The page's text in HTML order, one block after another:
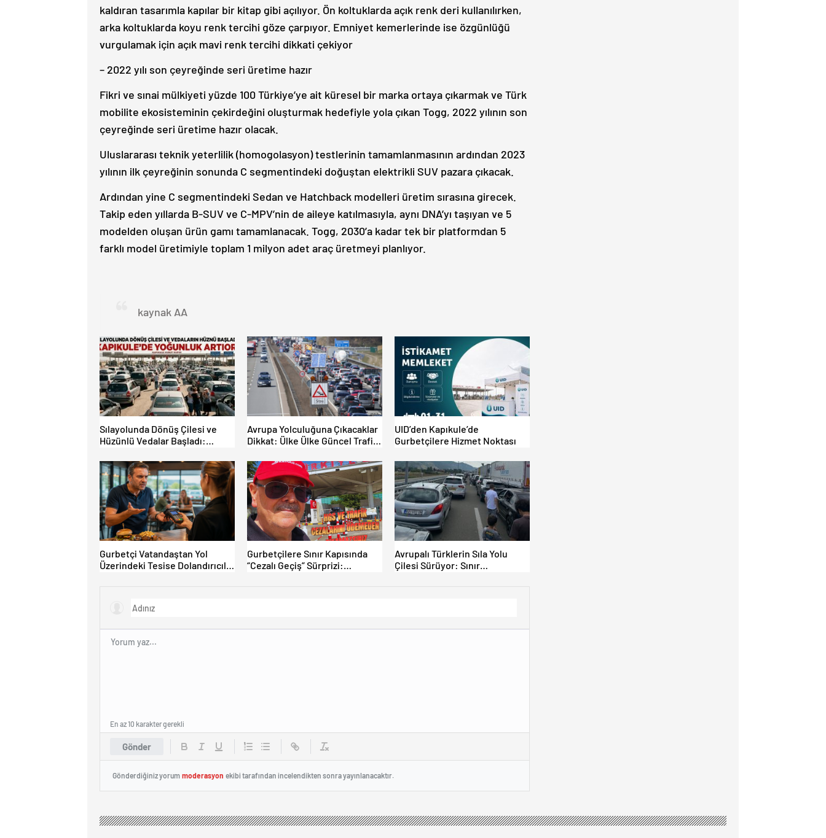
kaldıran tasarımla kapılar bir kitap gibi açılıyor. Ön koltuklarda açık renk deri kullanılırken,
arka koltuklarda koyu renk tercihi göze çarpıyor. Emniyet kemerlerinde ise özgünlüğü
vurgulamak için açık mavi renk tercihi dikkati çekiyor
– 2022 yılı son çeyreğinde seri üretime hazır
Fikri ve sınai mülkiyeti yüzde 100 Türkiye’ye ait küresel bir marka ortaya çıkarmak ve Türk
mobilite ekosisteminin çekirdeğini oluşturmak hedefiyle yola çıkan Togg, 2022 yılının son
çeyreğinde seri üretime hazır olacak.
Uluslararası teknik yeterlilik (homogolasyon) testlerinin tamamlanmasının ardından 2023
yılının ilk çeyreğinin sonunda C segmentindeki doğuştan elektrikli SUV pazara çıkacak.
Ardından yine C segmentindeki Sedan ve Hatchback modelleri üretim sırasına girecek.
Takip eden yıllarda B-SUV ve C-MPV’nin de aileye katılmasıyla, aynı DNA’yı taşıyan ve 5
modelden oluşan ürün gamı tamamlanacak. Togg, 2030’a kadar tek bir platformdan 5
farklı model üretimiyle toplam 1 milyon adet araç üretmeyi planlıyor.
kaynak AA
Sılayolunda Dönüş Çilesi ve
Hüzünlü Vedalar Başladı:
Avrupa Yolculuğuna Çıkacaklar
Dikkat: Ülke Ülke Güncel Trafik
Limitleri
UID’den Kapıkule’de
Gurbetçilere Hizmet Noktası
Gurbetçi Vatandaştan Yol
Üzerindeki Tesise Dolandırıcılık
Gurbetçilere Sınır Kapısında
“Cezalı Geçiş” Sürprizi:
Avrupalı Türklerin Sıla Yolu
Çilesi Sürüyor: Sınır
Gönder
En az 10 karakter gerekli
Gönderdiğiniz yorum moderasyon ekibi tarafından incelendikten sonra yayınlanacaktır.